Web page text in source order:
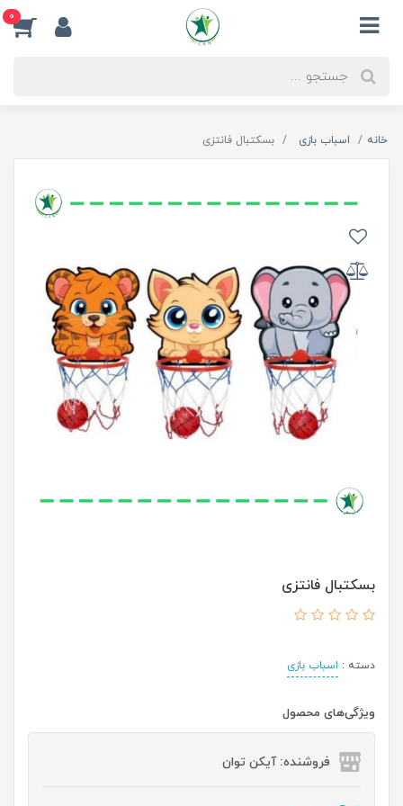
0
خانه اسباب بازی بسکتبال فانتزی
بسکتبال فانتزی
دسته : اسباب بازی
ویژگی‌های محصول
فروشنده: آیکن توان